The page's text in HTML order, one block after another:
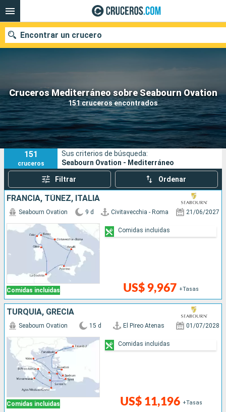
Cruceros Mediterráneo sobre Seabourn Ovation
151 cruceros encontrados
Encontrar un crucero
Nuestros destinos
Fecha de salida
Puertos Compañías
Buscar
151
cruceros
Sus criterios de búsqueda:
Seabourn Ovation - Mediterráneo
Filtrar Ordenar
FRANCIA, TÚNEZ, ITALIA
Comidas incluidas
Seabourn Ovation 9 d Civitavecchia - Roma 21/06/2027
US$ 9,967 +Tasas
Comidas incluidas
TURQUÍA, GRECIA
Comidas incluidas
Seabourn Ovation 15 d El Pireo Atenas 01/07/2028
US$ 11,196 +Tasas
Comidas incluidas